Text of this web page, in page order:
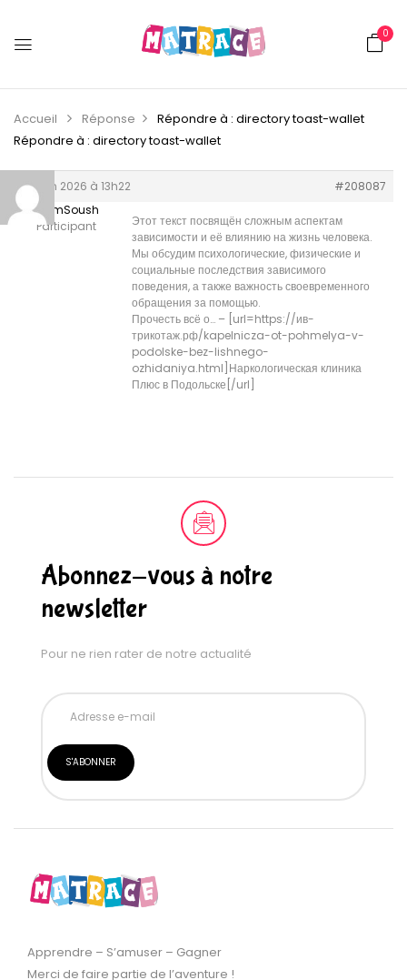
0
Accueil Réponse
Répondre à : directory toast-wallet
Répondre à : directory toast-wallet
30 juin 2026 à 13h22
#208087
WilliamSoush
Participant
Этот текст посвящён сложным аспектам
зависимости и её влиянию на жизнь человека.
Мы обсудим психологические, физические и
социальные последствия зависимого
поведения, а также важность своевременного
обращения за помощью.
Прочесть всё о… – [url=https://ив-
трикотаж.рф/kapelnicza-ot-pohmelya-v-
podolske-bez-lishnego-
ozhidaniya.html]Наркологическая клиника
Плюс в Подольске[/url]
Abonnez-vous à notre
newsletter
Pour ne rien rater de notre actualité
Apprendre – S’amuser – Gagner
Merci de faire partie de l’aventure !